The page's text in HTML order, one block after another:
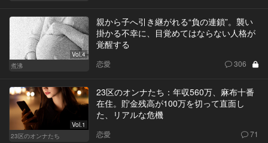
Vol.4
煮沸
親から子へ引き継がれる“負の連鎖”。襲い
掛かる不幸に、目覚めてはならない人格が
覚醒する
恋愛 306
Vol.1
23区のオンナたち
23区のオンナたち：年収560万、麻布十番
在住。貯金残高が100万を切って直面し
た、リアルな危機
恋愛 71